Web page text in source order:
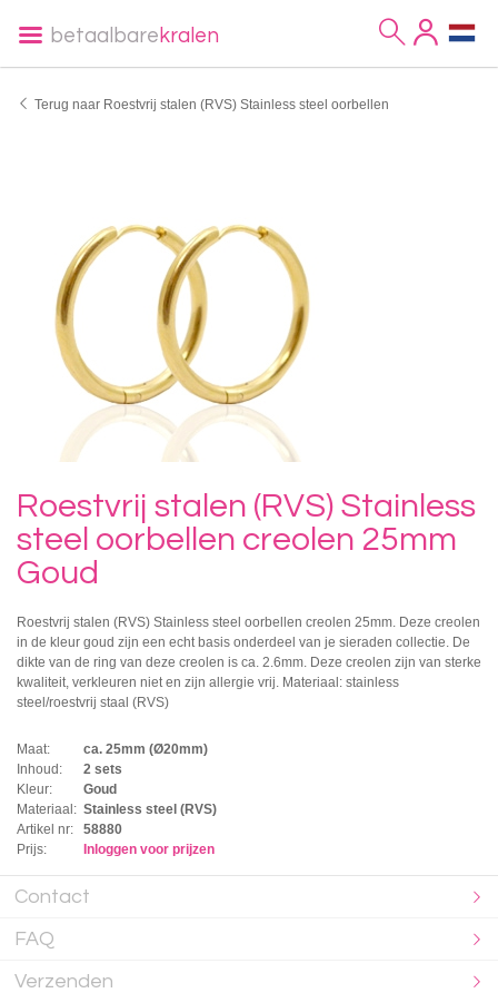
betaalbare kralen
Terug naar Roestvrij stalen (RVS) Stainless steel oorbellen
Roestvrij stalen (RVS) Stainless
steel oorbellen creolen 25mm
Goud
Roestvrij stalen (RVS) Stainless steel oorbellen creolen 25mm. Deze creolen
in de kleur goud zijn een echt basis onderdeel van je sieraden collectie. De
dikte van de ring van deze creolen is ca. 2.6mm. Deze creolen zijn van sterke
kwaliteit, verkleuren niet en zijn allergie vrij. Materiaal: stainless
steel/roestvrij staal (RVS)
Maat:
ca. 25mm (Ø20mm)
Inhoud:
2 sets
Kleur:
Goud
Materiaal: Stainless steel (RVS)
Artikel nr:
58880
Prijs:
Inloggen voor prijzen
Contact
FAQ
Verzenden